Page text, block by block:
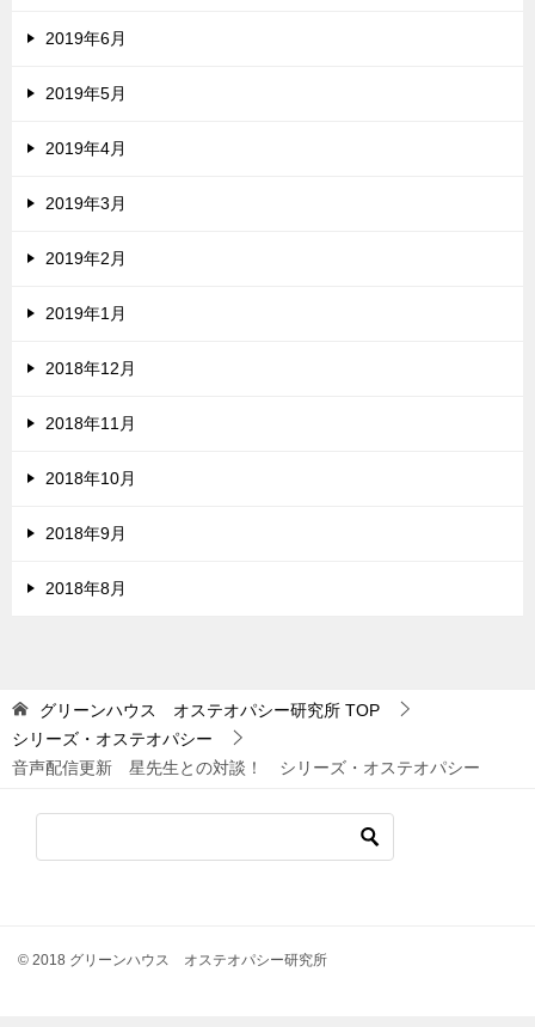
2019年6月
2019年5月
2019年4月
2019年3月
2019年2月
2019年1月
2018年12月
2018年11月
2018年10月
2018年9月
2018年8月
グリーンハウス オステオパシー研究所 TOP
シリーズ・オステオパシー
音声配信更新 星先生との対談！ シリーズ・オステオパシー
© 2018 グリーンハウス オステオパシー研究所